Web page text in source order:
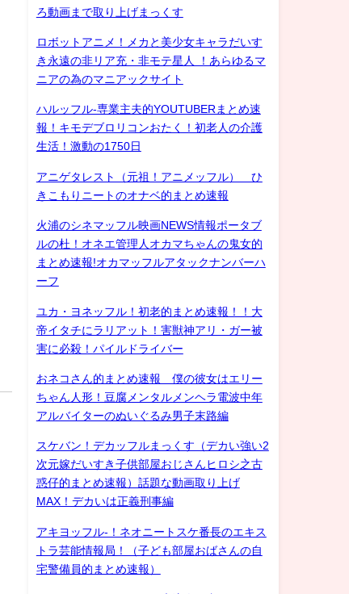
ろ動画まで取り上げまっくす
ロボットアニメ！メカと美少女キャラだいす
き永遠の非リア充・非モテ星人 ！あらゆるマ
ニアの為のマニアックサイト
ハルッフル-専業主夫的YOUTUBERまとめ速
報！キモデブロリコンおたく！初老人の介護
生活！激動の1750日
アニゲタレスト（元祖！アニメッフル） ひ
きこもりニートのオナベ的まとめ速報
火浦のシネマッフル映画NEWS情報ポータブ
ルの杜！オネエ管理人オカマちゃんの鬼女的
まとめ速報!オカマッフルアタックナンバーハ
ーフ
ユカ・ヨネッフル！初老的まとめ速報！！大
帝イタチにラリアット！害獣神アリ・ガー被
害に必殺！パイルドライバー
おネコさん的まとめ速報 僕の彼女はエリー
ちゃん人形！豆腐メンタルメンヘラ電波中年
アルバイターのぬいぐるみ男子末路編
スケバン！デカッフルまっくす（デカい強い2
次元嫁だいすき子供部屋おじさんヒロシ之古
惑仔的まとめ速報）話題な動画取り上げ
MAX！デカいは正義刑事編
アキヨッフル-！ネオニートスケ番長のエキス
トラ芸能情報局！（子ども部屋おばさんの自
宅警備員的まとめ速報）